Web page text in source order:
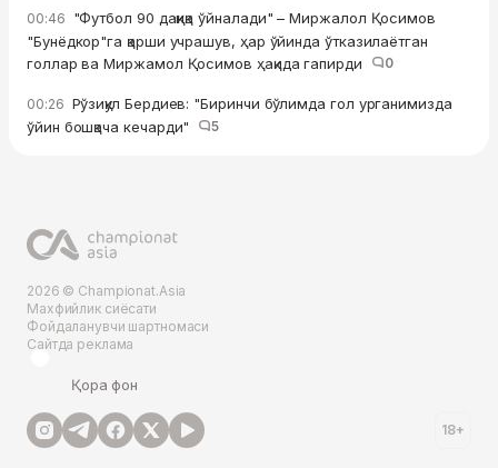
00:46 "Футбол 90 дақиқа ўйналади" – Миржалол Қосимов
"Бунёдкор"га қарши учрашув, ҳар ўйинда ўтказилаётган
голлар ва Миржамол Қосимов ҳақида гапирди
0
00:26 Рўзиқул Бердиев: "Биринчи бўлимда гол урганимизда
ўйин бошқача кечарди"
5
2026 © Championat.Asia
Махфийлик сиёсати
Фойдаланувчи шартномаси
Сайтда реклама
Қора фон
18+